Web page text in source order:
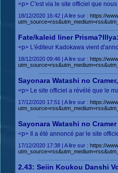
<p> C'est via le site officiel que
18/12/2020 16:42 | A lire sur : https://
Fate/kaleid liner
<p> L'éditeur Kadokawa vient
18/12/2020 09:46 | A lire sur : https://
Sayonara Watashi no
<p> Le site officiel a révélé que le
17/12/2020 17:51 | A lire sur : https://
Sayonara Watashi no
<p> Il a été annoncé par le site
17/12/2020 17:38 | A lire sur : https://
2.43: Seiin Koukou Danshi